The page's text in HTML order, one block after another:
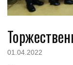
01.04.2022